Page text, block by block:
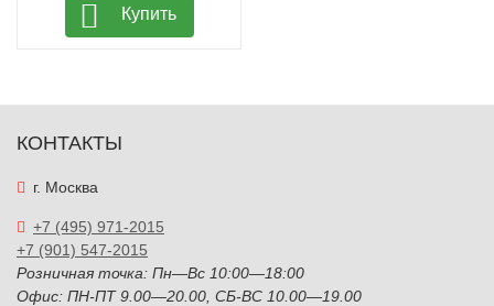
Купить
КОНТАКТЫ
г. Москва
+7 (495) 971-2015
+7 (901) 547-2015
Розничная точка: Пн—Вс 10:00—18:00
Офис: ПН-ПТ 9.00—20.00, СБ-ВС 10.00—19.00